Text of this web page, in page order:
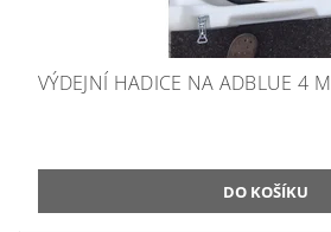
VÝDEJNÍ HADICE NA ADBLUE 4 M